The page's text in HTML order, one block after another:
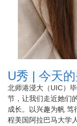
U秀 | 今天
北师港浸大（UIC）
节，让我们走近她们
成长。以兴趣为帆
程美国阿拉巴马大学